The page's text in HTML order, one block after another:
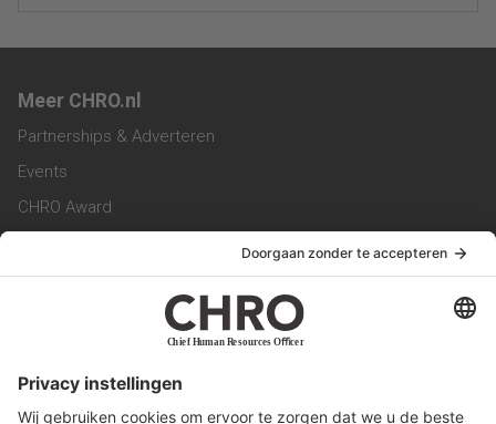
Meer CHRO.nl
Partnerships & Adverteren
Events
CHRO Award
CHRO Magazine
Service & Contact
Werken bij ons
Privacy Statement